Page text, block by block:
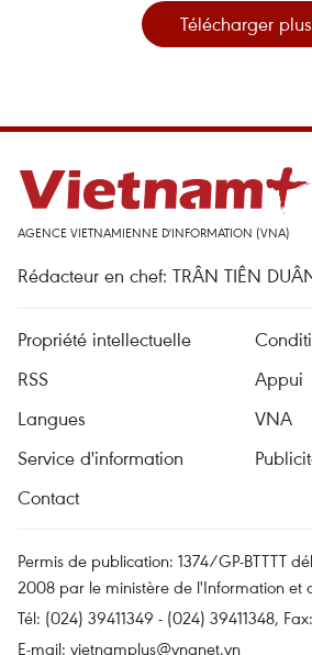
Télécharger plus
AGENCE VIETNAMIENNE D'INFORMATION (VNA)
Rédacteur en chef: TRÂN TIÊN
Propriété intellectuelle
RSS
Appui
Langues
VNA
Service d'information
Contact
Permis de publication: 1374/GP-BTTTT
2008 par le ministère de l'Information et
Tél: (024) 39411349 - (024) 39411348,
E-mail: vietnamplus@vnanet.vn